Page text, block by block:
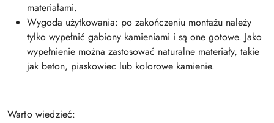
materiałami.
Wygoda użytkowania: po zakończeniu montażu należy
tylko wypełnić gabiony kamieniami i są one gotowe. Jako
wypełnienie można zastosować naturalne materiały, takie
jak beton, piaskowiec lub kolorowe kamienie.
Warto wiedzieć: